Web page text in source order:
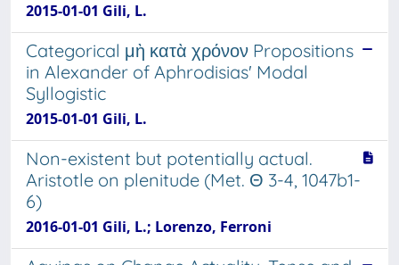
2015-01-01 Gili, L.
Categorical μὴ κατὰ χρόνον Propositions
in Alexander of Aphrodisias' Modal
Syllogistic
2015-01-01 Gili, L.
Non-existent but potentially actual.
Aristotle on plenitude (Met. Θ 3-4, 1047b1-
6)
2016-01-01 Gili, L.; Lorenzo, Ferroni